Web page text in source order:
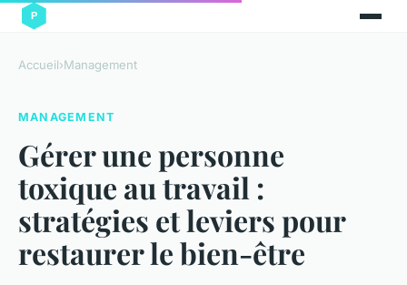
Accueil›Management
MANAGEMENT
Gérer une personne
toxique au travail :
stratégies et leviers pour
restaurer le bien-être